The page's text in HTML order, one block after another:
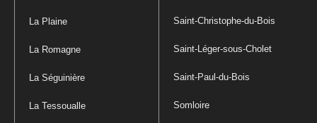
La Plaine
La Romagne
La Séguinière
La Tessoualle
Saint-Christophe-du-Bois
Saint-Léger-sous-Cholet
Saint-Paul-du-Bois
Somloire